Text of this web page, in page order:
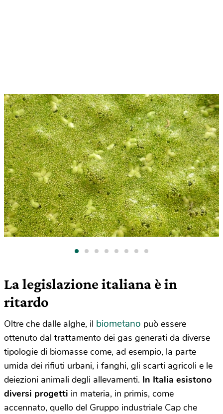
La legislazione italiana è in
ritardo
Oltre che dalle alghe, il biometano può essere
ottenuto dal trattamento dei gas generati da diverse
tipologie di biomasse come, ad esempio, la parte
umida dei rifiuti urbani, i fanghi, gli scarti agricoli e le
deiezioni animali degli allevamenti. In Italia esistono
diversi progetti in materia, in primis, come
accennato, quello del Gruppo industriale Cap che